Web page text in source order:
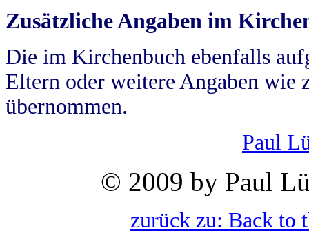
Zusätzliche Angaben im
Die im Kirchenbuch ebenfalls
Eltern oder weitere Angaben wie
übernommen.
Paul
© 2009 by Paul
zurück zu: Back to